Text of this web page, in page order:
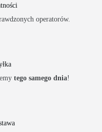
operatorów.
tego samego dnia!